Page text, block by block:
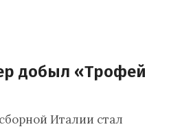
добыл «Трофей
Италии стал